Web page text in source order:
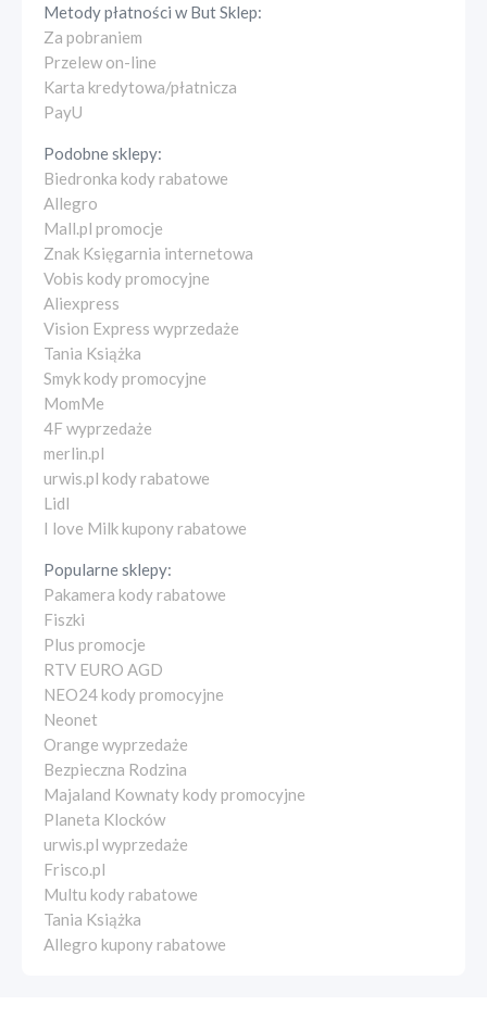
Metody płatności wBut Sklep:
Za pobraniem
Przelew on-line
Karta kredytowa/płatnicza
PayU
Podobne sklepy:
Biedronka kody rabatowe
Allegro
Mall.pl promocje
Znak Księgarnia internetowa
Vobis kody promocyjne
Aliexpress
Vision Express wyprzedaże
Tania Książka
Smyk kody promocyjne
MomMe
4F wyprzedaże
merlin.pl
urwis.pl kody rabatowe
Lidl
I love Milk kupony rabatowe
Popularne sklepy:
Pakamera kody rabatowe
Fiszki
Plus promocje
RTV EURO AGD
NEO24 kody promocyjne
Neonet
Orange wyprzedaże
Bezpieczna Rodzina
Majaland Kownaty kody promocyjne
Planeta Klocków
urwis.pl wyprzedaże
Frisco.pl
Multu kody rabatowe
Tania Książka
Allegro kupony rabatowe